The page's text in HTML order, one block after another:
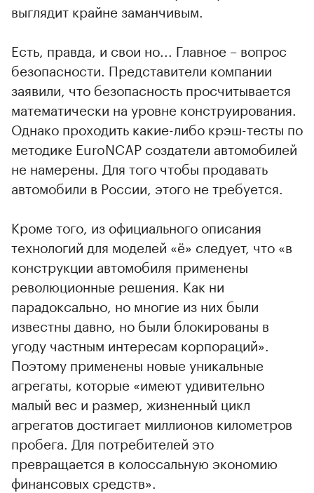
выглядит крайне заманчивым.
Есть, правда, и свои но... Главное – вопрос
безопасности. Представители компании
заявили, что безопасность просчитывается
математически на уровне конструирования.
Однако проходить какие-либо крэш-тесты по
методике EuroNCAP создатели автомобилей
не намерены. Для того чтобы продавать
автомобили в России, этого не требуется.
Кроме того, из официального описания
технологий для моделей «ё» следует, что «в
конструкции автомобиля применены
революционные решения. Как ни
парадоксально, но многие из них были
известны давно, но были блокированы в
угоду частным интересам корпораций».
Поэтому применены новые уникальные
агрегаты, которые «имеют удивительно
малый вес и размер, жизненный цикл
агрегатов достигает миллионов километров
пробега. Для потребителей это
превращается в колоссальную экономию
финансовых средств».